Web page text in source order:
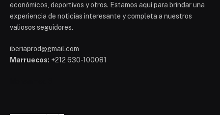
económicos, deportivos y otros. Estamos aquí para brindar una
experiencia de noticias interesante y completa a nuestros
valiosos seguidores.
iberiaprod@gmail.com
Marruecos: +212 630-100081